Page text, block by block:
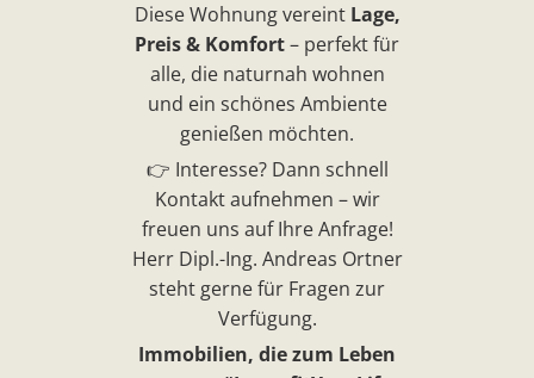
Diese Wohnung vereint Lage,
Preis & Komfort– perfekt für
alle, die naturnah wohnen
und ein schönes Ambiente
genießen möchten.
👉 Interesse? Dann schnell
Kontakt aufnehmen – wir
freuen uns auf Ihre Anfrage!
Herr Dipl.-Ing. Andreas Ortner
steht gerne für Fragen zur
Verfügung.
Immobilien, die zum Leben